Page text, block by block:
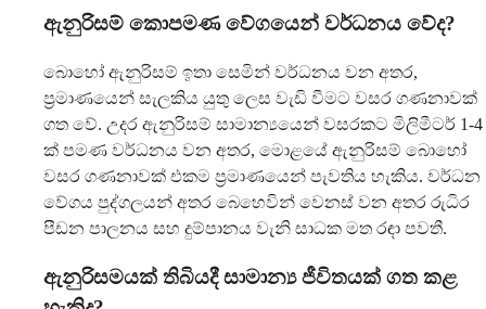
ඇනුරිසම් කොපමණ වේගයෙන් වර්ධනය වේද?
බොහෝ ඇනුරිසම් ඉතා සෙමින් වර්ධනය වන අතර,
ප්‍රමාණයෙන් සැලකිය යුතු ලෙස වැඩි වීමට වසර ගණනාවක්
ගත වේ. උදර ඇනුරිසම් සාමාන්‍යයෙන් වසරකට මිලිමීටර් 1-4
ක් පමණ වර්ධනය වන අතර, මොළයේ ඇනුරිසම් බොහෝ
වසර ගණනාවක් එකම ප්‍රමාණයෙන් පැවතිය හැකිය. වර්ධන
වේගය පුද්ගලයන් අතර බෙහෙවින් වෙනස් වන අතර රුධිර
පීඩන පාලනය සහ දුම්පානය වැනි සාධක මත රඳා පවතී.
ඇනුරිසමයක් තිබියදී සාමාන්‍ය ජීවිතයක් ගත කළ